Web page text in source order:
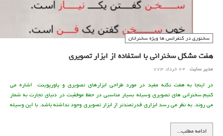
سخنوری در کنفرانس ها ويژه سخنرانان
هفت مشکل سخنرانی با استفاده از ابزار تصویری
مدیر سایت 24 خرداد 773
در اینجا به هفت نکته مفید در مورد طراحی ابزارهای تصویری و پاورپوینت اشاره می
کنیم.سخنرانی های تصویری وسیله بسیار مناسبی در حفظ موفقیت در دنیای تجارت به شمار
می روند. به نظر می رسد ابزاری قدرتمندتر از ابزار تصویری وجود نداشته باشد. با این وسیله
ادامه مطلب...